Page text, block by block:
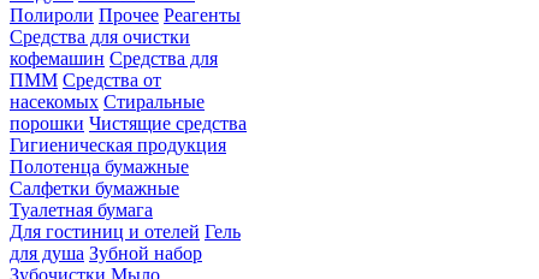
Полироли Прочее Реагенты
Средства для очистки
кофемашин Средства для
ПММ Средства от
насекомых Стиральные
порошки Чистящие средства
Гигиеническая продукция
Полотенца бумажные
Салфетки бумажные
Туалетная бумага
Для гостиниц и отелей Гель
для душа Зубной набор
Зубочистки Мыло